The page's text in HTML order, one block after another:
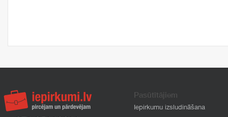
Pasūtītājiem
Iepirkumu izsludināšana